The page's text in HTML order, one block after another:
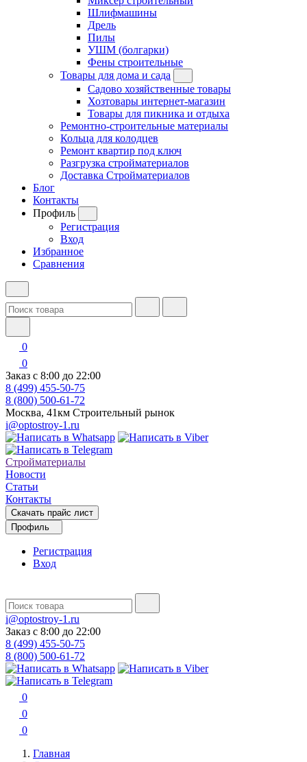
Шлифмашины
Дрель
Пилы
УШМ (болгарки)
Фены строительные
Товары для дома и сада
Садово хозяйственные товары
Хозтовары интернет-магазин
Товары для пикника и отдыха
Ремонтно-строительные материалы
Кольца для колодцев
Ремонт квартир под ключ
Разгрузка стройматериалов
Доставка Стройматериалов
Блог
Контакты
Профиль
Регистрация
Вход
Избранное
Сравнения
0
0
Заказ с 8:00 до 22:00
8 (499) 455-50-75
8 (800) 500-61-72
Москва, 41км Строительный рынок
i@optostroy-1.ru
Стройматериалы
Новости
Статьи
Контакты
Скачать прайс лист
Профиль
Регистрация
Вход
i@optostroy-1.ru
Заказ с 8:00 до 22:00
8 (499) 455-50-75
8 (800) 500-61-72
0
0
0
Главная